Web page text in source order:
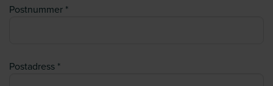
Postnummer
Postadress